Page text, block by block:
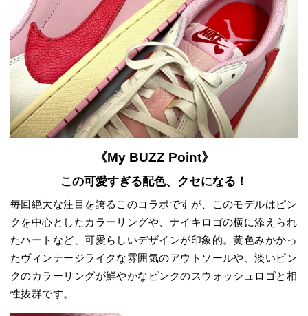
《My BUZZ Point》
この可愛すぎる配色、クセになる！
毎回絶大な注目を誇るこのコラボですが、このモデルはピン
クを中心としたカラーリングや、ナイキロゴの横に添えられ
たハートなど、可愛らしいデザインが印象的。黄色みかかっ
たヴィンテージライクな雰囲気のアウトソールや、淡いピン
クのカラーリングが鮮やかなピンクのスウォッシュロゴと相
性抜群です。